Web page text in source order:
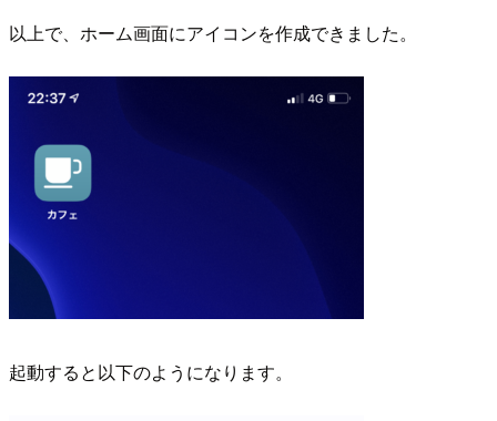
以上で、ホーム画面にアイコンを作成できました。
起動すると以下のようになります。